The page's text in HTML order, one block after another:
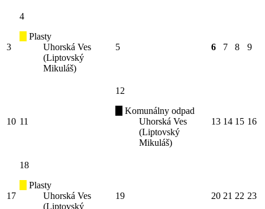
3
4
Plasty
Uhorská Ves
(Liptovský
Mikuláš)
5 6 7 8 9
10 11
12
Komunálny odpad
Uhorská Ves
(Liptovský
Mikuláš)
13 14 15 16
17
18
Plasty
Uhorská Ves
(Liptovský
19 20 21 22 23